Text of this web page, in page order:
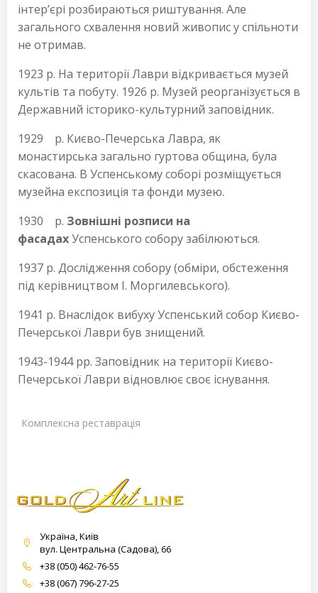
інтер’єрі розбираються риштування. Але
загального схвалення новий живопис у спільноти
не отримав.
1923 р. На території Лаври відкривається музей
культів та побуту. 1926 р. Музей реорганізується в
Державний історико-культурний заповідник.
1929 р. Києво-Печерська Лавра, як
монастирська загально гуртова община, була
скасована. В Успенському соборі розміщується
музейна експозиція та фонди музею.
1930 р. Зовнішні розписи на
фасадахУспенського собору забілюються.
1937 р. Дослідження собору (обміри, обстеження
під керівництвом І. Моргилевського).
1941 р. Внаслідок вибуху Успенський собор Києво-
Печерської Лаври був знищений.
1943-1944 рр. Заповідник на території Києво-
Печерської Лаври відновлює своє існування.
Комплексна реставрація
Україна, Київ
вул. Центральна (Садова), 66
+38 (050) 462-76-55
+38 (067) 796-27-25